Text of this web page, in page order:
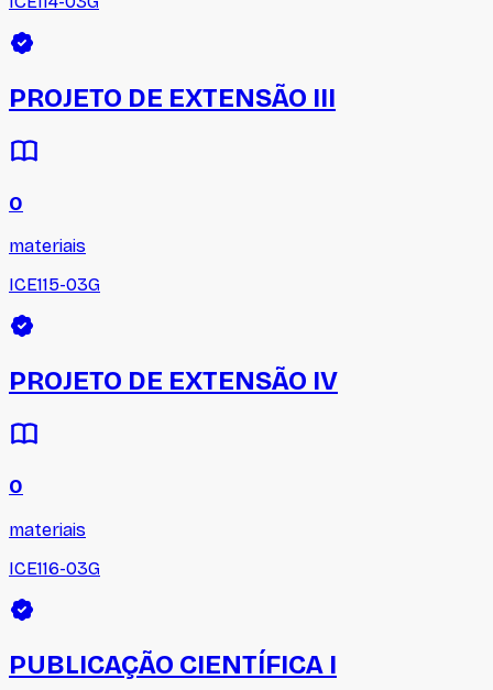
PROJETO DE EXTENSÃO III
0
materiais
ICE115-03G
PROJETO DE EXTENSÃO IV
0
materiais
ICE116-03G
PUBLICAÇÃO CIENTÍFICA I